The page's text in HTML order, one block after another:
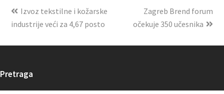
Izvoz tekstilne i kožarske
industrije veći za 4,67 posto
Zagreb Brend forum
očekuje 350 učesnika
Pretraga